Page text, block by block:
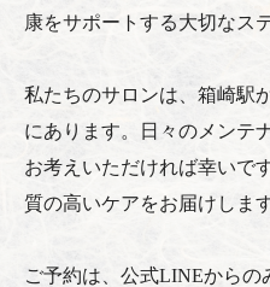
康をサポートする大切なス
私たちのサロンは、箱崎駅
にあります。日々のメンテ
お考えいただければ幸いで
質の高いケアをお届けしま
ご予約は、公式LINEから